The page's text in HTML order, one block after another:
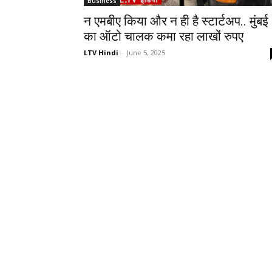
न एमबीए किया और न ही है स्टार्टअप.. मुंबई
का ऑटो चालक कमा रहा लाखों रुपए
LTV Hindi - June 5, 2025